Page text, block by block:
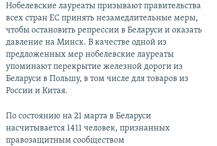
Нобелевские лауреаты призывают правительства
всех стран ЕС принять незамедлительные меры,
чтобы остановить репрессии в Беларуси и оказать
давление на Минск. В качестве одной из
предложенных мер нобелевские лауреаты
упоминают перекрытие железной дороги из
Беларуси в Польшу, в том числе для товаров из
России и Китая.
По состоянию на 21 марта в Беларуси
насчитывается 1411 человек, признанных
правозащитным сообществом